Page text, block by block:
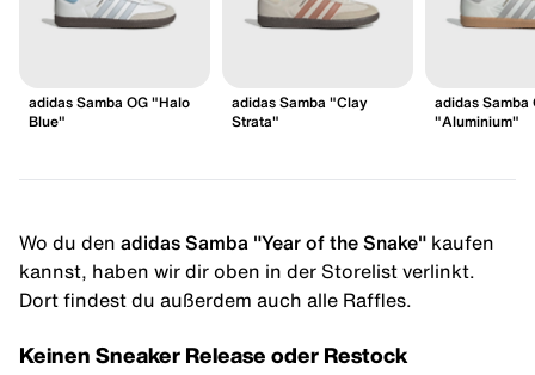
adidas Samba OG "Halo
Blue"
adidas Samba "Clay
Strata"
adidas Samba
"Aluminium"
Wo du den adidas Samba "Year of the Snake" kaufen
kannst, haben wir dir oben in der Storelist verlinkt.
Dort findest du außerdem auch alle Raffles.
Keinen Sneaker Release oder Restock